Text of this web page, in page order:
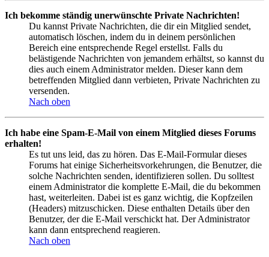
Ich bekomme ständig unerwünschte Private Nachrichten!
Du kannst Private Nachrichten, die dir ein Mitglied sendet,
automatisch löschen, indem du in deinem persönlichen
Bereich eine entsprechende Regel erstellst. Falls du
belästigende Nachrichten von jemandem erhältst, so kannst du
dies auch einem Administrator melden. Dieser kann dem
betreffenden Mitglied dann verbieten, Private Nachrichten zu
versenden.
Nach oben
Ich habe eine Spam-E-Mail von einem Mitglied dieses Forums
erhalten!
Es tut uns leid, das zu hören. Das E-Mail-Formular dieses
Forums hat einige Sicherheitsvorkehrungen, die Benutzer, die
solche Nachrichten senden, identifizieren sollen. Du solltest
einem Administrator die komplette E-Mail, die du bekommen
hast, weiterleiten. Dabei ist es ganz wichtig, die Kopfzeilen
(Headers) mitzuschicken. Diese enthalten Details über den
Benutzer, der die E-Mail verschickt hat. Der Administrator
kann dann entsprechend reagieren.
Nach oben